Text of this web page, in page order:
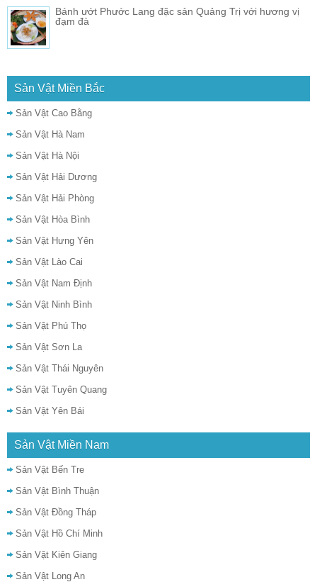
Bánh ướt Phước Lang đặc sản Quảng Trị với hương vị
đạm đà
Sản Vật Miền Bắc
Sản Vật Cao Bằng
Sản Vật Hà Nam
Sản Vật Hà Nội
Sản Vật Hải Dương
Sản Vật Hải Phòng
Sản Vật Hòa Bình
Sản Vật Hưng Yên
Sản Vật Lào Cai
Sản Vật Nam Định
Sản Vật Ninh Bình
Sản Vật Phú Thọ
Sản Vật Sơn La
Sản Vật Thái Nguyên
Sản Vật Tuyên Quang
Sản Vật Yên Bái
Sản Vật Miền Nam
Sản Vật Bến Tre
Sản Vật Bình Thuận
Sản Vật Đồng Tháp
Sản Vật Hồ Chí Minh
Sản Vật Kiên Giang
Sản Vật Long An